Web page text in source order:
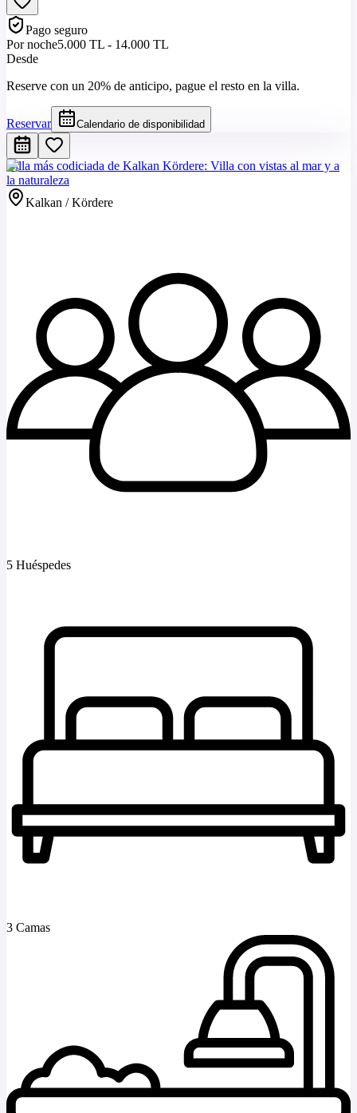
Pago seguro
Por noche5.000 TL - 14.000 TL
Desde
Reserve con un 20% de anticipo, pague el resto en la villa.
Reservar Calendario de disponibilidad
Villa más codiciada de Kalkan Kördere: Villa con vistas al mar y a
la naturaleza
Kalkan / Kördere
5 Huéspedes
3 Camas